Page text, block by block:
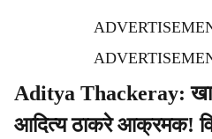
Aditya Thackeray:
आदित्य ठाकरे आक्रमक!